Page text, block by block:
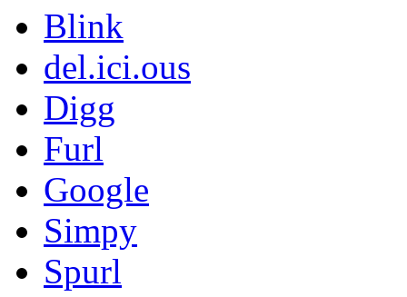
Blink
del.ici.ous
Digg
Furl
Google
Simpy
Spurl